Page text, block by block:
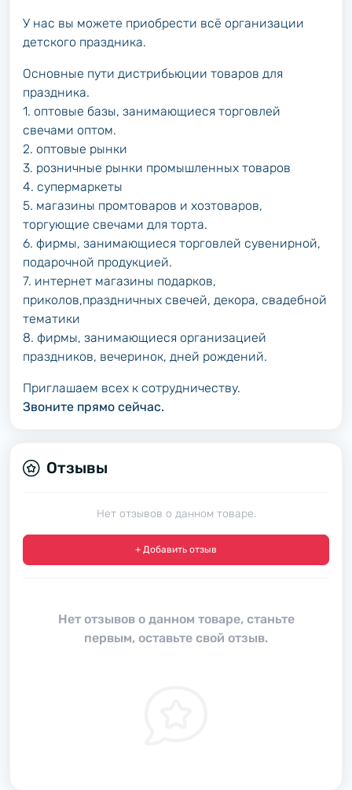
У нас вы можете приобрести всё организации
детского праздника.
Основные пути дистрибьюции товаров для
праздника.
1. оптовые базы, занимающиеся торговлей
свечами оптом.
2. оптовые рынки
3. розничные рынки промышленных товаров
4. супермаркеты
5. магазины промтоваров и хозтоваров,
торгующие свечами для торта.
6. фирмы, занимающиеся торговлей сувенирной,
подарочной продукцией.
7. интернет магазины подарков,
приколов,праздничных свечей, декора, свадебной
тематики
8. фирмы, занимающиеся организацией
праздников, вечеринок, дней рождений.
Приглашаем всех к сотрудничеству.
Звоните прямо сейчас.
Отзывы
Нет отзывов о данном товаре.
+ Добавить отзыв
Нет отзывов о данном товаре, станьте
первым, оставьте свой отзыв.